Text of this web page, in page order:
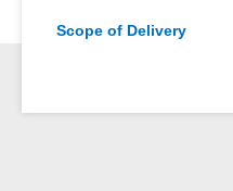
Scope of Delivery